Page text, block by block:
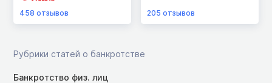
458 отзывов 205отзывов
Рубрики статей о банкротстве
Банкротство физ. лиц